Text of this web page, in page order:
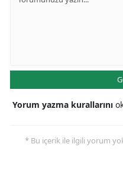
Yorum yazma kurallarını
* Bu içerik ile ilgili yorum